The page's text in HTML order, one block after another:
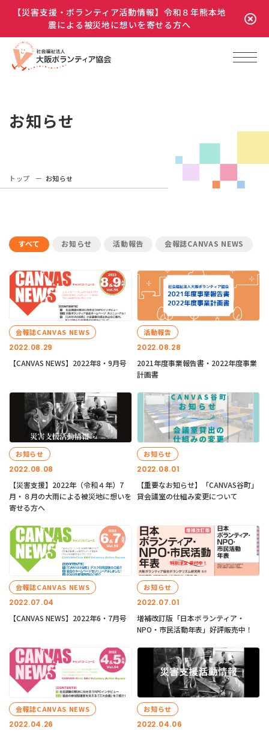
【災害支援・ボランティア活動情報】令和８年熊本地
震による被災地に想いを寄せる方へ
お知らせ
トップ お知らせ
すべて お知らせ 活動報告 会報誌CANVAS NEWS
2022.08.29
会報誌CANVAS NEWS
【CANVAS NEWS】2022年8・9月号
2022.08.28
活動報告
2021年度事業報告書・2022年度事業
計画書
2022.08.08
お知らせ
【災害支援】2022年（令和４年）7
月・８月の大雨による被災地に想いを
寄せる方へ
2022.08.01
お知らせ
【重要なお知らせ】「CANVAS谷町」
貸会議室の仕組み変更について
2022.07.04
会報誌CANVAS NEWS
【CANVAS NEWS】2022年6・7月号
2022.07.01
お知らせ
増補改訂版「日本ボランティア・
NPO・市民活動年表」好評販売中！
2022.04.26
会報誌CANVAS NEWS
2022.04.06
お知らせ